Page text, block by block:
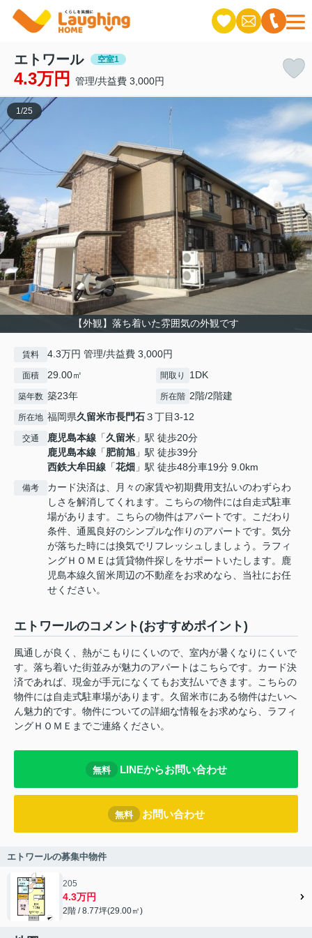
エトワール 空室1
4.3万円 管理/共益費 3,000円
【外観】落ち着いた雰囲気の外観です
1 /25
賃料 4.3万円 管理/共益費 3,000円
面積 29.00㎡ 間取り 1DK
築年数 築23年 所在階 2階/2階建
所在地 福岡県久留米市長門石３丁目3-12
交通 鹿児島本線 「久留米 」駅 徒歩20分
鹿児島本線 「肥前旭 」駅 徒歩39分
西鉄大牟田線 「花畑 」駅 徒歩48分車19分 9.0km
備考
カード決済は、月々の家賃や初期費用支払いのわずらわ
しさを解消してくれます。こちらの物件には自走式駐車
場があります。こちらの物件はアパートです。こだわり
条件、通風良好のシンプルな作りのアパートです。気分
が落ちた時には換気でリフレッシュしましょう。ラフィ
ングＨＯＭＥは賃貸物件探しをサポートいたします。鹿
児島本線久留米周辺の不動産をお求めなら、当社にお任
せください。
エトワールのコメント(おすすめポイント)
風通しが良く、熱がこもりにくいので、室内が暑くなりにくいで
す。落ち着いた街並みが魅力のアパートはこちらです。カード決
済であれば、現金が手元になくてもお支払いできます。こちらの
物件には自走式駐車場があります。久留米市にある物件はたいへ
ん魅力的です。物件についての詳細な情報をお求めなら、ラフィ
ングＨＯＭＥまでご連絡ください。
無料 LINEからお問い合わせ
無料 お問い合わせ
エトワールの募集中物件
205
4.3万円
2階 / 8.77坪(29.00㎡)